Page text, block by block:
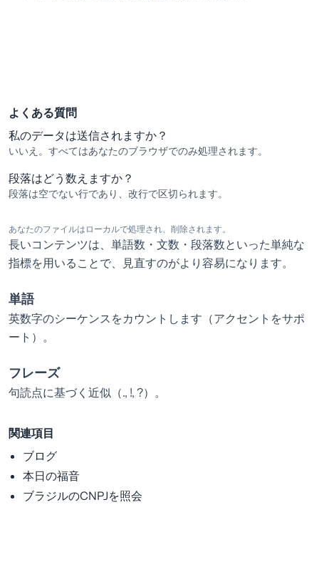
よくある質問
私のデータは送信されますか？
いいえ。すべてはあなたのブラウザでのみ処理されます。
段落はどう数えますか？
段落は空でない行であり、改行で区切られます。
あなたのファイルはローカルで処理され、削除されます。
長いコンテンツは、単語数・文数・段落数といった単純な
指標を用いることで、見直すのがより容易になります。
単語
英数字のシーケンスをカウントします（アクセントをサポ
ート）。
フレーズ
句読点に基づく近似（., !, ?）。
関連項目
ブログ
本日の福音
ブラジルのCNPJを照会